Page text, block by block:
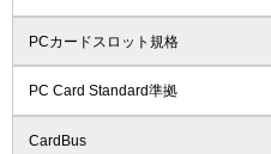
PCカードスロット規格
PC Card Standard準拠
CardBus